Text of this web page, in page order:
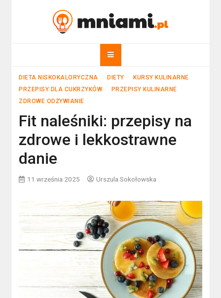
mniami.pl
DIETA NISKOKALORYCZNA DIETY
KURSY KULINARNE
PRZEPISY DLA CUKRZYKÓW
PRZEPISY KULINARNE
ZDROWE ODŻYWIANIE
Fit naleśniki: przepisy na
zdrowe i lekkostrawne
danie
11 września 2025 Urszula Sokołowska